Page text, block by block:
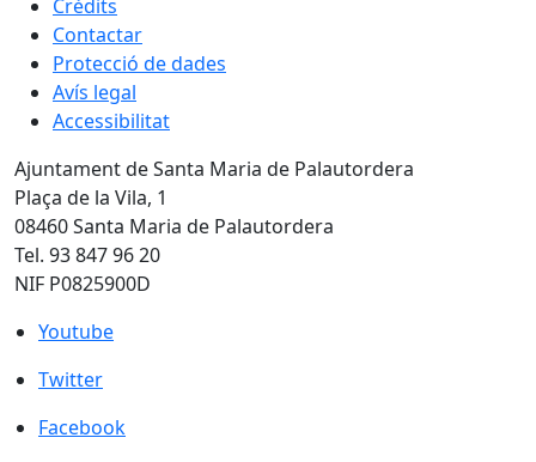
Crèdits
Contactar
Protecció de dades
Avís legal
Accessibilitat
Ajuntament de Santa Maria de Palautordera
Plaça de la Vila, 1
08460 Santa Maria de Palautordera
Tel. 93 847 96 20
NIF P0825900D
Youtube
Youtube
Twitter
Twitter
Facebook
Facebook